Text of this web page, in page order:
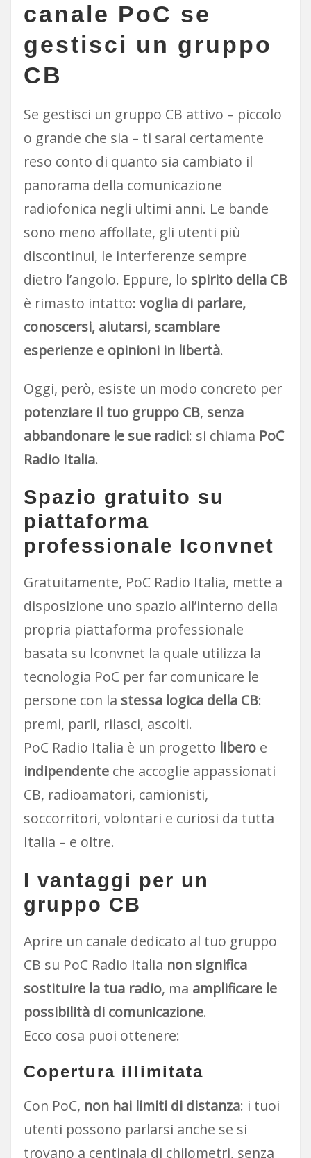
canale PoC se
gestisci un gruppo
CB
Se gestisci un gruppo CB attivo – piccolo
o grande che sia – ti sarai certamente
reso conto di quanto sia cambiato il
panorama della comunicazione
radiofonica negli ultimi anni. Le bande
sono meno affollate, gli utenti più
discontinui, le interferenze sempre
dietro l’angolo. Eppure, lo spirito della CB
è rimasto intatto: voglia di parlare,
conoscersi, aiutarsi, scambiare
esperienze e opinioni in libertà.
Oggi, però, esiste un modo concreto per
potenziare il tuo gruppo CB, senza
abbandonare le sue radici: si chiama PoC
Radio Italia.
Spazio gratuito su
piattaforma
professionale Iconvnet
Gratuitamente, PoC Radio Italia, mette a
disposizione uno spazio all’interno della
propria piattaforma professionale
basata su Iconvnet la quale utilizza la
tecnologia PoC per far comunicare le
persone con la stessa logica della CB:
premi, parli, rilasci, ascolti.
PoC Radio Italia è un progetto libero e
indipendente che accoglie appassionati
CB, radioamatori, camionisti,
soccorritori, volontari e curiosi da tutta
Italia – e oltre.
I vantaggi per un
gruppo CB
Aprire un canale dedicato al tuo gruppo
CB su PoC Radio Italia non significa
sostituire la tua radio, ma amplificare le
possibilità di comunicazione.
Ecco cosa puoi ottenere:
Copertura illimitata
Con PoC, non hai limiti di distanza: i tuoi
utenti possono parlarsi anche se si
trovano a centinaia di chilometri, senza